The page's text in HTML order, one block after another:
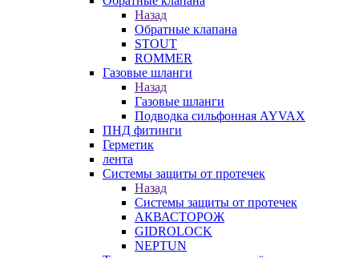
Назад
Обратные клапана
STOUT
ROMMER
Газовые шланги
Назад
Газовые шланги
Подводка сильфонная AYVAX
ПНД фитинги
Герметик
лента
Системы защиты от протечек
Назад
Системы защиты от протечек
АКВАСТОРОЖ
GIDROLOCK
NEPTUN